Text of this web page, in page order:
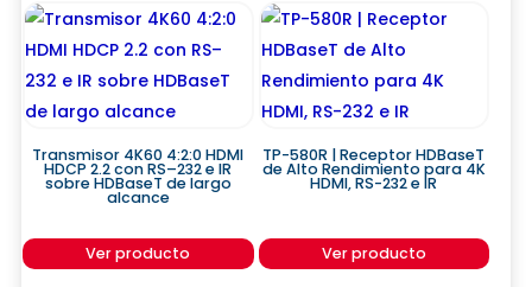
Transmisor 4K60 4:2:0 HDMI
HDCP 2.2 con RS–232 e IR
sobre HDBaseT de largo
alcance
Ver producto
TP-580R | Receptor HDBaseT
de Alto Rendimiento para 4K
HDMI, RS-232 e IR
Ver producto